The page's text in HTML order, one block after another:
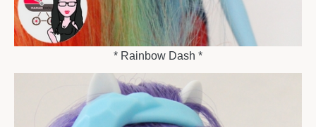
* Rainbow Dash *